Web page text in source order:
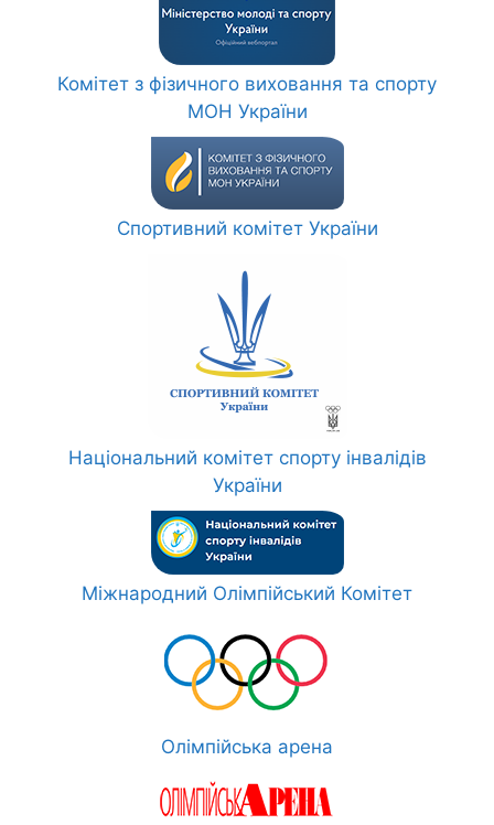
Комітет з фізичного виховання та спорту
МОН України
Спортивний комітет України
Національний комітет спорту інвалідів
України
Міжнародний Олімпійський Комітет
Олімпійська арена